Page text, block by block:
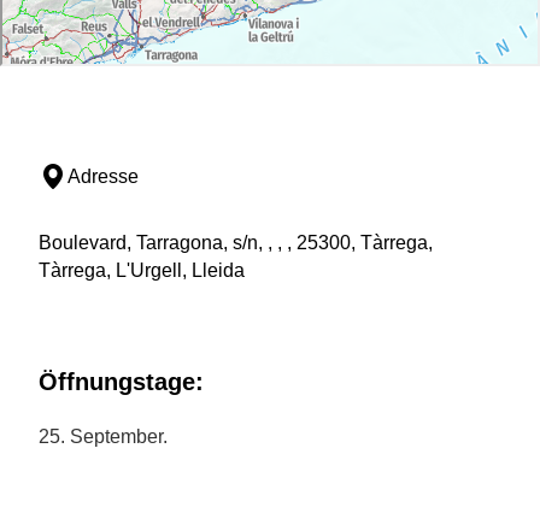
Adresse
Boulevard, Tarragona, s/n, , , , 25300, Tàrrega,
Tàrrega, L'Urgell, Lleida
Öffnungstage:
25. September.